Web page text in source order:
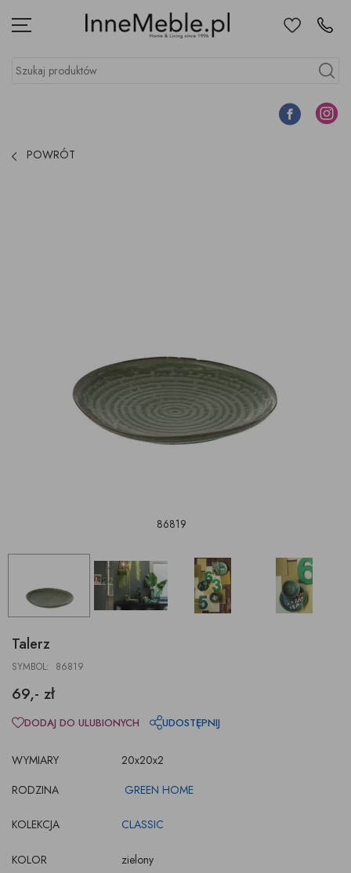
Menu UlubioneKontakt
Szukaj produktów
Szukaj
Facebook
POWRÓT
86819
Talerz
SYMBOL: 86819
69,- zł
WYMIARY
20x20x2
RODZINA
GREEN HOME
KOLEKCJA CLASSIC
KOLOR
zielony
DODAJ DO ULUBIONYCH UDOSTĘPNIJ